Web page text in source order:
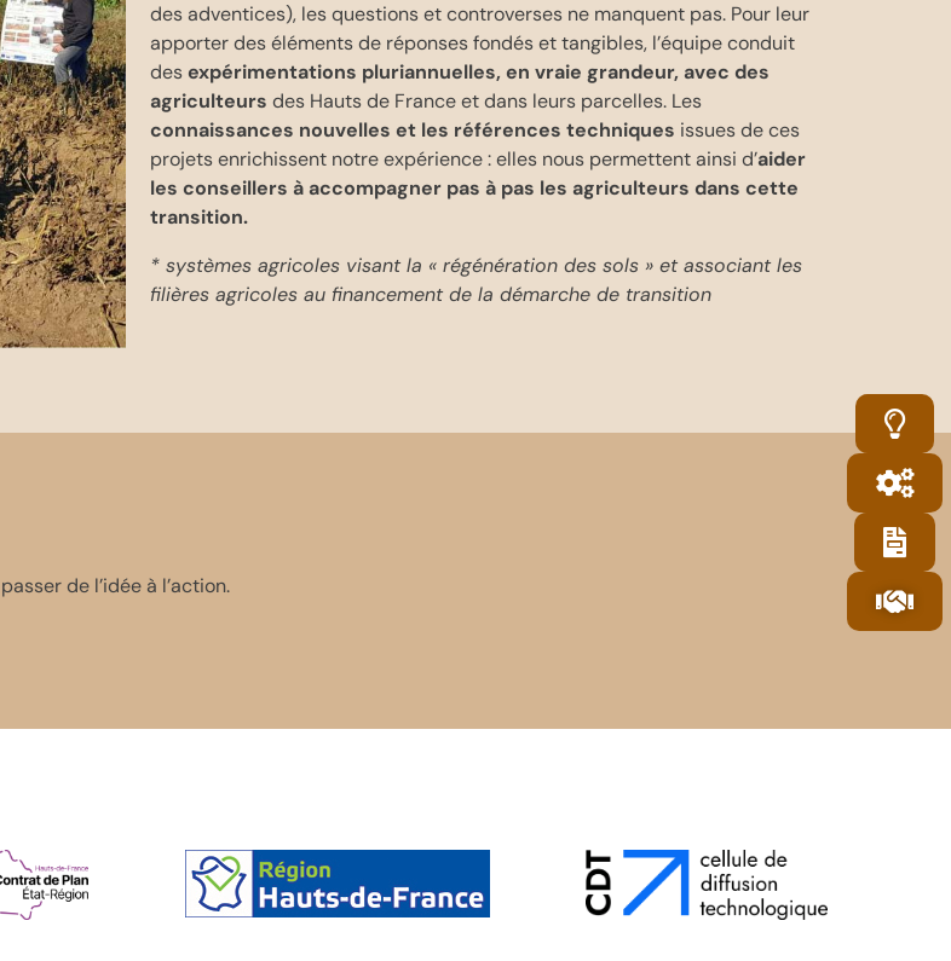
des adventices), les questions et controverses ne manquent pas. Pour leur
apporter des éléments de réponses fondés et tangibles, l’équipe conduit
desexpérimentations pluriannuelles, en vraie grandeur, avec des
agriculteurs des Hauts de France et dans leurs parcelles. Les
connaissances nouvelles et les références techniques issues de ces
projets enrichissent notre expérience : elles nous permettent ainsi d’aider
les conseillers à accompagner pas à pas les agriculteurs dans cette
transition.
* systèmes agricoles visant la « régénération des sols » et associant les
filières agricoles au financement de la démarche de transition
de l’idée à l’action.